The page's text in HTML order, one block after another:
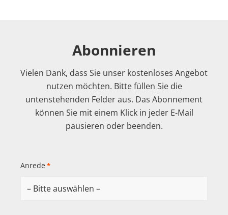
Abonnieren
Vielen Dank, dass Sie unser kostenloses Angebot
nutzen möchten. Bitte füllen Sie die
untenstehenden Felder aus. Das Abonnement
können Sie mit einem Klick in jeder E-Mail
pausieren oder beenden.
Anrede *